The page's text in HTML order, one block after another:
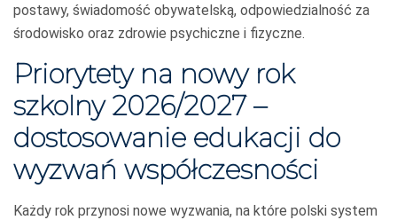
postawy, świadomość obywatelską, odpowiedzialność za
środowisko oraz zdrowie psychiczne i fizyczne.
Priorytety na nowy rok
szkolny 2026/2027 –
dostosowanie edukacji do
wyzwań współczesności
Każdy rok przynosi nowe wyzwania, na które polski system